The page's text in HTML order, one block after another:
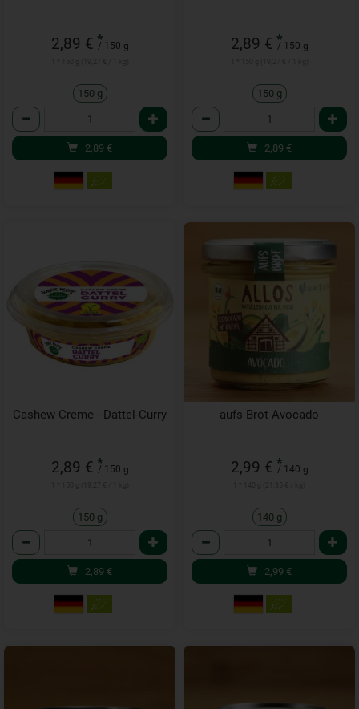
2,89 € *
/ 150 g
150 g
Anzahl
2,89 €
2,89 € *
/ 150 g
150 g
Anzahl
2,89 €
Cashew Creme - Dattel-Curry
2,89 € *
/ 150 g
150 g
Anzahl
2,89 €
aufs Brot Avocado
2,99 € *
/ 140 g
140 g
Anzahl
2,99 €